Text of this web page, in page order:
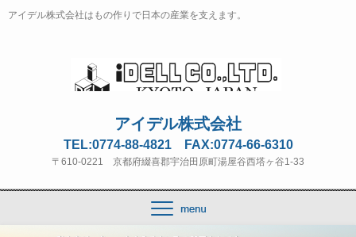
アイデル株式会社はもの作りで日本の産業を支えます。
アイデル株式会社
TEL:0774-88-4821 FAX:0774-66-6310
〒610-0221 京都府綴喜郡宇治田原町湯屋谷西塔ヶ谷1-33